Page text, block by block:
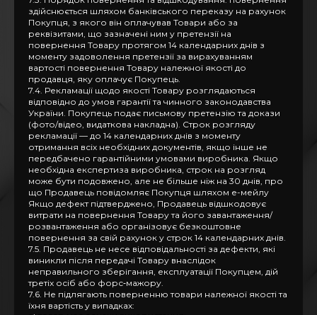
здійснюється шляхом банківського переказу на рахунок
Покупця, з якого він оплачував Товари або за
реквізитами, що зазначені ним у претензії на
повернення Товару протягом 14 календарних днів з
моменту задоволення претензії за вирахуванням
вартості повернення Товару належної якості до
продавця, яку оплачує Покупець.
7.4. Рекламації щодо якості Товару розглядаються
відповідно до умов гарантії та чинного законодавства
України. Покупець подає письмову претензію та докази
(фото/відео, видаткова накладна). Строк розгляду
рекламації — до 14 календарних днів з моменту
отримання всіх необхідних документів, якщо інше не
передбачено гарантійними умовами виробника. Якщо
необхідна експертиза виробника, строк на розгляд
може бути подовжено, але не більше ніж на 30 днів, про
що Продавець повідомляє Покупця шляхом е-мейлу
Якщо дефект підтверджено, Продавець відшкодовує
витрати на повернення Товару та його завантаження/
розвантаження або організовує безкоштовне
повернення за свій рахунок у строк 14 календарних днів.
7.5. Продавець не несе відповідальності за дефекти, які
виникли після передачі Товару внаслідок
неправильного зберігання, експлуатації Покупцем, дій
третіх осіб або форс‑мажору.
7.6. Не підлягають поверненню товари належної якості та
їхня вартість у випадках: